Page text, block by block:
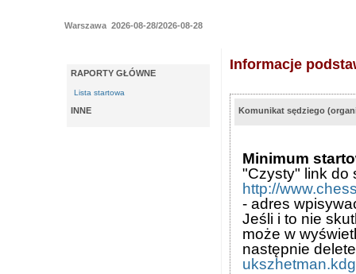
Warszawa 2026-08-28/2026-08-28
RAPORTY GŁÓWNE
Lista startowa
INNE
Informacje
Komunikat sędziego
Minimum
"Czysty" link do
http://
- adres
Jeśli i to nie
może w
następnie